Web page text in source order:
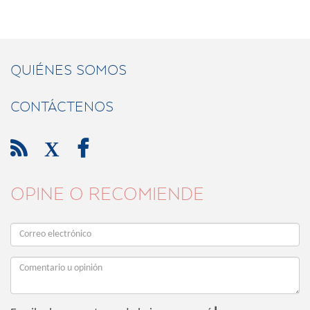
QUIÉNES SOMOS
CONTÁCTENOS
 X 
OPINE O RECOMIENDE